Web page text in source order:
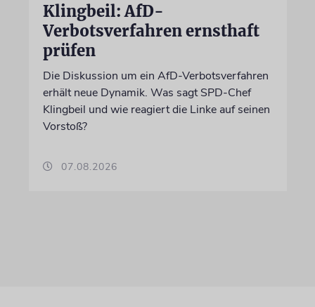
Klingbeil: AfD-
Verbotsverfahren ernsthaft
prüfen
Die Diskussion um ein AfD-Verbotsverfahren
erhält neue Dynamik. Was sagt SPD-Chef
Klingbeil und wie reagiert die Linke auf seinen
Vorstoß?
07.08.2026